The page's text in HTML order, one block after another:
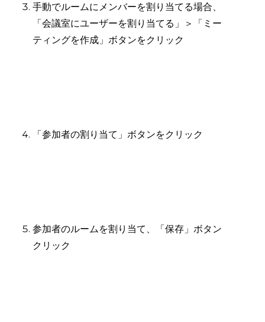
手動でルームにメンバーを割り当てる場合、
「会議室にユーザーを割り当てる」＞「ミー
ティングを作成」ボタンをクリック
「参加者の割り当て」ボタンをクリック
参加者のルームを割り当て、「保存」ボタン
クリック